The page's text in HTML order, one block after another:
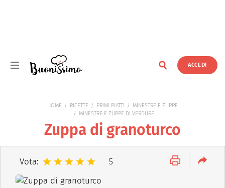
ACCEDI
HOME RICETTE PRIMI PIATTI
MINESTRE E ZUPPE
MINESTRE E ZUPPE DI VERDURE
Zuppa di granoturco
Vota: 5